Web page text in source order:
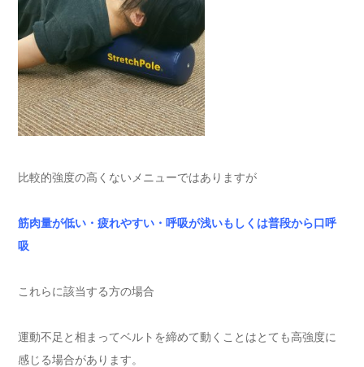
比較的強度の高くないメニューではありますが
筋肉量が低い・疲れやすい・呼吸が浅いもしくは普段から口呼
吸
これらに該当する方の場合
運動不足と相まってベルトを締めて動くことはとても高強度に
感じる場合があります。